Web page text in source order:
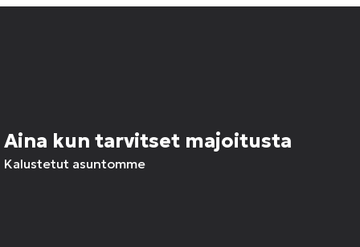
Aina kun tarvitset majoitusta
Kalustetut asuntomme